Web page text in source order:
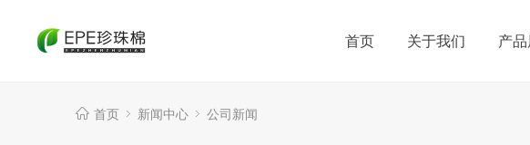
首页 关于我们 产
首页 新闻中心 公司新闻